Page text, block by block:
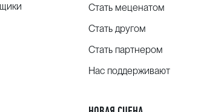
Стать меценатом
Стать другом
Стать партнером
Нас поддерживают